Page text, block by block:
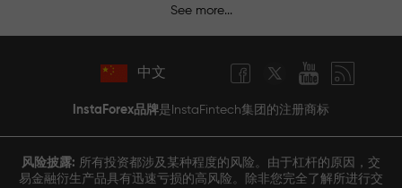
See more...
中文
InstaForex品牌是InstaFintech集团的注册商标
风险披露: 所有投资都涉及某种程度的风险。由于杠杆的原因，交
易金融衍生产品具有迅速亏损的高风险。除非您完全了解所进行交